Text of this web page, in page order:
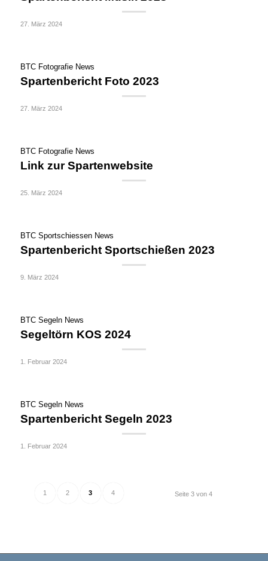
27. März 2024
BTC Fotografie News
Spartenbericht Foto 2023
27. März 2024
BTC Fotografie News
Link zur Spartenwebsite
25. März 2024
BTC Sportschiessen News
Spartenbericht Sportschießen 2023
9. März 2024
BTC Segeln News
Segeltörn KOS 2024
1. Februar 2024
BTC Segeln News
Spartenbericht Segeln 2023
1. Februar 2024
Seite 3 von 4
1 2 3 4